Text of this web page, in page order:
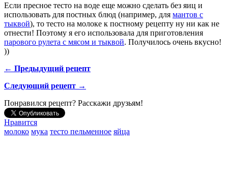
Если пресное тесто на воде еще можно сделать без яиц и
использовать для постных блюд (например, для мантов с
тыквой), то тесто на молоке к постному рецепту ну ни как не
отнести! Поэтому я его использовала для приготовления
парового рулета с мясом и тыквой. Получилось очень вкусно!
))
← Предыдущий рецепт
Следующий рецепт →
Понравился рецепт? Расскажи друзьям!
Нравится
молоко мука тесто пельменное яйца